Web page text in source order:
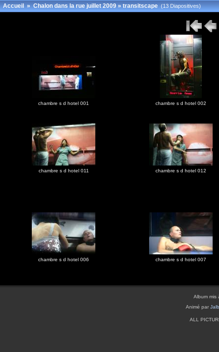
Accueil»Chalon dans la rue juillet 2009»transitscape (13 Diapositives)
chambre s d hotel 001 chambre s d hotel 002
chambre s d hotel 011 chambre s d hotel 012
chambre s d hotel 006 chambre s d hotel 007
Album mis
Animé par
ALL